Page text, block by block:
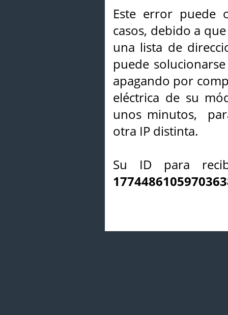
Este error puede
casos, debido a
una lista de
puede
apagando por
eléctrica de su
unos minutos,
otra IP distinta.
Su ID para